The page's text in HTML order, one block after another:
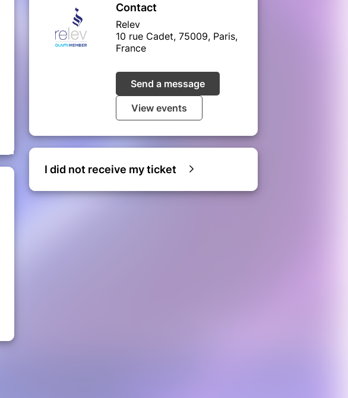
Contact
Relev
10 rue Cadet, 75009, Paris,
France
Send a message
View events
I did not receive my ticket